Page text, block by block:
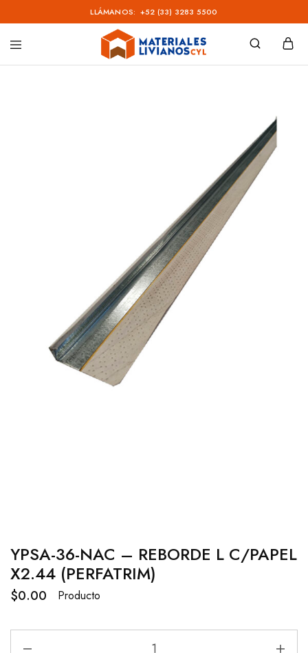
LLÁMANOS: +52 (33) 3283 5500
Materiales
YPSA-36-NAC – REBORDE L C/PAPEL
X2.44 (PERFATRIM)
$0.00 Producto